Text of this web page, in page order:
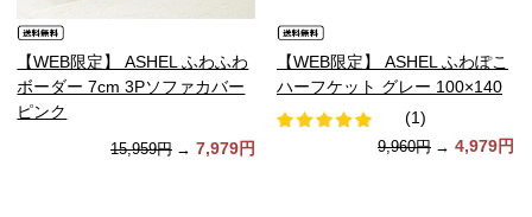
【WEB限定】 ASHEL ふわふわ
ボーダー 7cm 3Pソファカバー
ピンク
15,959円 → 7,979円
【WEB限定】 ASHEL ふわぽこ
ハーフケット グレー 100×140
(1)
9,960円 → 4,979円